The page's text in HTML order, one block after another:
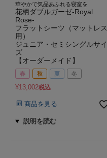
華やかで気品あふれる寝室を
花柄ダブルガーゼ-Royal
Rose-
フラットシーツ（マットレス
用）
ジュニア・セミシングルサイ
ズ
【オーダーメイド】
春 秋 夏 冬
¥13,002税込
商品を見る